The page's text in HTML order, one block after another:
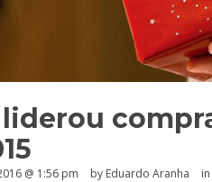
liderou
@ 1:56 pm by Eduardo Aranha in